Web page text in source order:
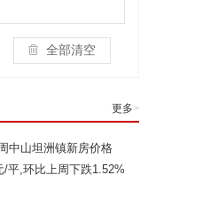
全部清空
更多>
中山坦洲镇新房价格
/平,环比上周下跌1.52%